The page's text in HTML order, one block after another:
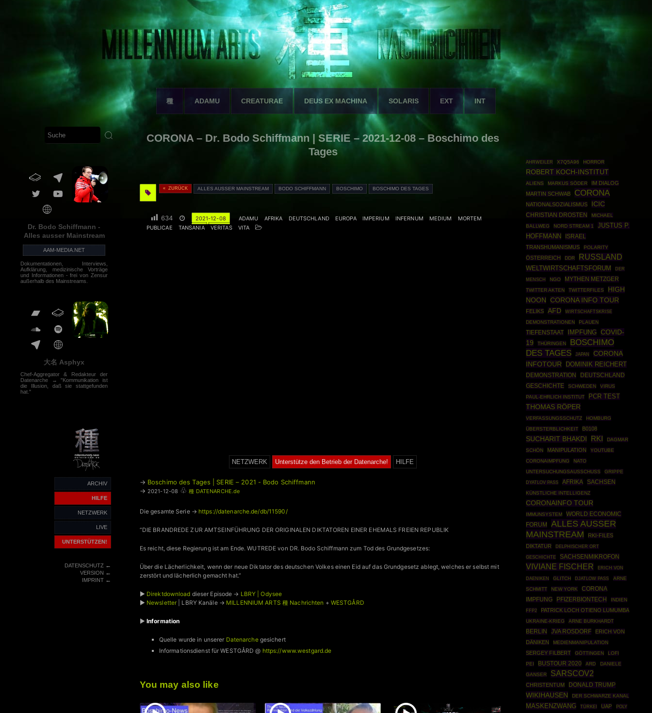
種 ADAMU CREATURAE DEUS EX MACHINA SOLARIS EXT INT
Dr. Bodo Schiffmann -
Alles ausser Mainstream
AAM-MEDIA.NET
Dokumentationen, Interviews,
Aufklärung, medizinische Vorträge
und Informationen - frei von Zensur
außerhalb des Mainstreams.
大名 Asphyx
Chef-Aggregator & Redakteur der
Datenarche → "Kommunikation ist
die Illusion, daß sie stattgefunden
hat."
ARCHIV
HILFE
NETZWERK
LIVE
UNTERSTÜTZEN!
DATENSCHUTZ←
VERSION ←
IMPRINT←
CORONA – Dr. Bodo Schiffmann | SERIE – 2021-12-08 – Boschimo des
Tages
« ZURÜCK ALLES AUSSER MAINSTREAM BODO SCHIFFMANN BOSCHIMO BOSCHIMO DES TAGES
634 2021-12-08 ADAMU AFRIKA DEUTSCHLAND EUROPA IMPERIUM INFERNUM MEDIUM
MORTEM
PUBLICAE
TANSANIA VERITAS VITA
NETZWERK Unterstütze den Betrieb der Datenarche! HILFE
→ Boschimo des Tages | SERIE – 2021 - Bodo Schiffmann
→ 2021-12-08 ♧ 種 DATENARCHE.de
Die gesamte Serie → https://datenarche.de/db/11590/
“DIE BRANDREDE ZUR AMTSEINFÜHRUNG DER ORIGINALEN DIKTATOREN EINER EHEMALS FREIEN REPUBLIK
Es reicht, diese Regierung ist am Ende. WUTREDE von DR. Bodo Schiffmann zum Tod des Grundgesetzes:
Über die Lächerlichkeit, wenn der neue Diktator des deutschen Volkes einen Eid auf das Grundgesetz ablegt, welches er selbst mit
zerstört und lächerlich gemacht hat.”
► Direktdownload dieser Episode → LBRY | Odysee
► Newsletter | LBRY Kanäle → MILLENNIUM ARTS 種 Nachrichten + WESTGÅRD
► Information
Quelle wurde in unserer Datenarchegesichert
Informationsdienst für WESTGÅRD @ https://www.westgard.de
You may also like
AHRWEILER X7Q5A96 HORROR
ROBERT KOCH-INSTITUT
ALIENS MARKUS SÖDER
IM DIALOG
MARTIN SCHWAB
CORONA
NATIONALSOZIALISMUS ICIC
CHRISTIAN DROSTEN
MICHAEL
BALLWEG
NORD STREAM 1
JUSTUS P.
HOFFMANN
ISRAEL
TRANSHUMANISMUS POLARITY
ÖSTERREICH DDR RUSSLAND
WELTWIRTSCHAFTSFORUM DER
MENSCH NGO MYTHEN METZGER
TWITTER AKTEN TWITTERFILES
HIGH
NOON
CORONA INFO TOUR
FELIKS AFD
WIRTSCHAFTSKRISE
DEMONSTRATIONEN
PLAUEN
TIEFENSTAAT IMPFUNG
COVID-
19
THÜRINGEN
BOSCHIMO
DES TAGES
JAPAN
CORONA
INFOTOUR
DOMINIK REICHERT
DEMONSTRATION
DEUTSCHLAND
GESCHICHTE
SCHWEDEN
VIRUS
PAUL-EHRLICH INSTITUT
PCR TEST
THOMAS RÖPER
VERFASSUNGSSCHUTZ
HOMBURG
ÜBERSTERBLICHKEIT
B0108
SUCHARIT BHAKDI RKI
DAGMAR
SCHÖN
MANIPULATION
YOUTUBE
CORONAIMPFUNG
NATO
UNTERSUCHUNGSAUSSCHUSS
GRIPPE
DYATLOV PASS AFRIKA SACHSEN
KÜNSTLICHE INTELLIGENZ
CORONAINFO TOUR
IMMUNSYSTEM
WORLD ECONOMIC
FORUM
ALLES AUSSER
MAINSTREAM
RKI-FILES
DIKTATUR
DELPHISCHER ORT
GESCHICHTE SACHSENMIKROFON
VIVIANE FISCHER ERICH VON
DAENIKEN GLITCH DJATLOW PASS
ARNE
SCHMITT
NEW YORK
CORONA
IMPFUNG
PFIZERBIONTECH
INDIEN
FFP2
PATRICK LOCH OTIENO LUMUMBA
UKRAINE-KRIEG ARNE BURKHARDT
BERLIN JVA ROSDORF
ERICH VON
DÄNIKEN
MEDIENMANIPULATION
SERGEY FILBERT GÖTTINGEN
LOFI
PEI
BUSTOUR 2020 ARD
DANIELE
GANSER
SARSCOV2
CHRISTENTUM DONALD TRUMP
WIKIHAUSEN DER SCHWARZE KANAL
MASKENZWANG TÜRKEI UAP
POLY